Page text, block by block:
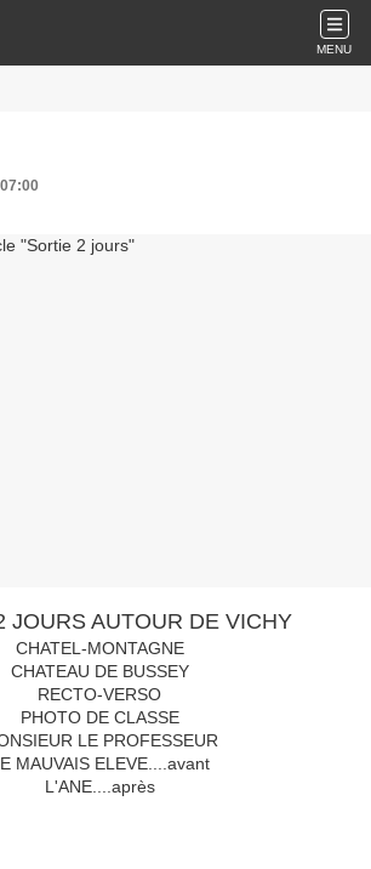
MENU
JOURS AUTOUR DE VICHY
CHATEL-MONTAGNE
CHATEAU DE BUSSEY
RECTO-VERSO
PHOTO DE CLASSE
LE PROFESSEUR
MAUVAIS ELEVE....avant
L'ANE....après